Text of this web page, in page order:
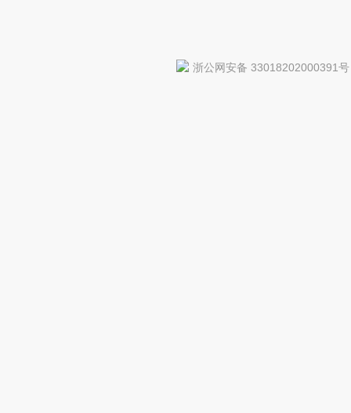
浙公网安备 33018202000391号